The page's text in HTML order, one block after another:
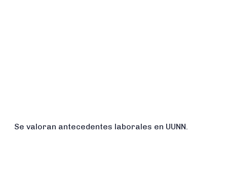
Se valoran antecedentes laborales en UUNN.